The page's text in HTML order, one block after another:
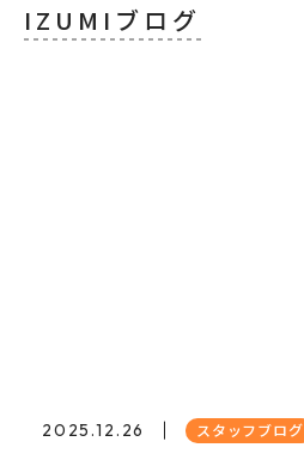
IZUMIブログ
2025.12.26 スタッフブログ